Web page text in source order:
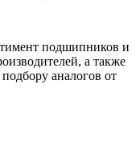
подшипников и
а также
аналогов от